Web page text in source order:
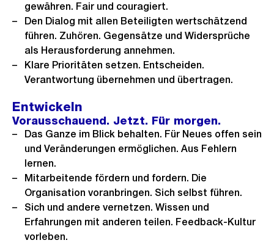
gewähren. Fair und couragiert.
Den Dialog mit allen Beteiligten wertschätzend
führen. Zuhören. Gegensätze und Widersprüche
als Herausforderung annehmen.
Klare Prioritäten setzen. Entscheiden.
Verantwortung übernehmen und übertragen.
Entwickeln
Vorausschauend. Jetzt. Für morgen.
Das Ganze im Blick behalten. Für Neues offen sein
und Veränderungen ermöglichen. Aus Fehlern
lernen.
Mitarbeitende fördern und fordern. Die
Organisation voranbringen. Sich selbst führen.
Sich und andere vernetzen. Wissen und
Erfahrungen mit anderen teilen. Feedback-Kultur
vorleben.